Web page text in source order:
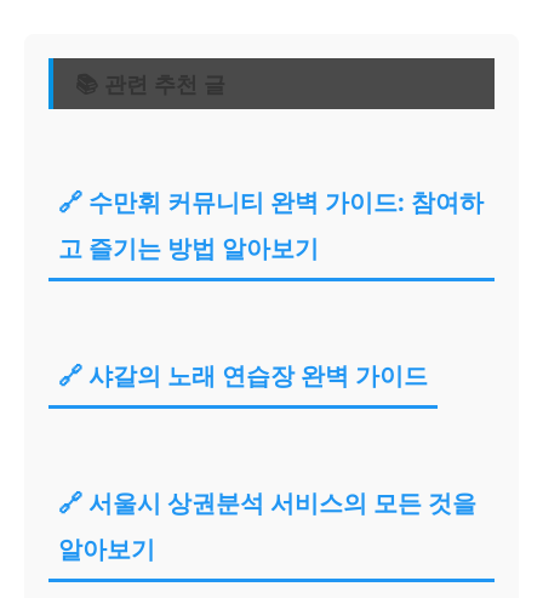
📚 관련 추천 글
🔗 수만휘 커뮤니티 완벽 가이드: 참여하
고 즐기는 방법 알아보기
🔗 샤갈의 노래 연습장 완벽 가이드
🔗 서울시 상권분석 서비스의 모든 것을
알아보기